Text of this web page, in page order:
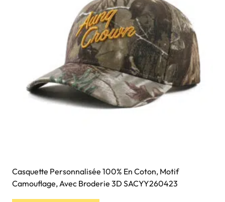
Casquette Personnalisée 100% En Coton, Motif
Camouflage, Avec Broderie 3D SACYY260423